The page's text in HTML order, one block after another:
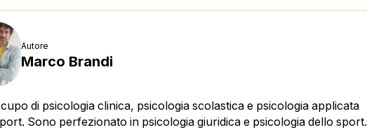
Autore
Marco Brandi
di psicologia clinica, psicologia scolastica e psicologia applicata
Sono perfezionato in psicologia giuridica e psicologia dello sport.